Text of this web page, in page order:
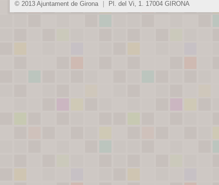
© 2013 Ajuntament de Girona Pl. del Vi, 1. 17004 GIRONA